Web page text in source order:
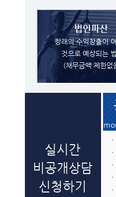
법인파산
장래의 수익창출이
것으로 예상되는
(채무금액 제한없
실시간
비공개상담
신청하기